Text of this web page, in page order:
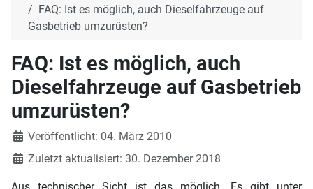
FAQ: Ist es möglich, auch Dieselfahrzeuge auf
Gasbetrieb umzurüsten?
FAQ: Ist es möglich, auch
Dieselfahrzeuge auf Gasbetrieb
umzurüsten?
DetailsVeröffentlicht: 04. März 2010
Zuletzt aktualisiert: 30. Dezember 2018